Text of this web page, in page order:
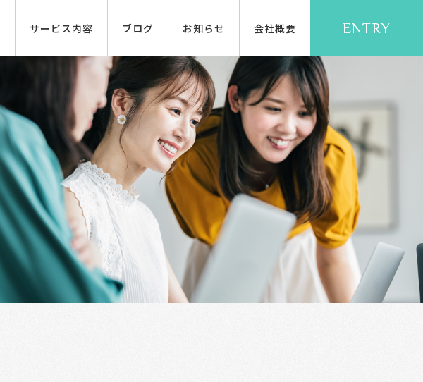
サービス内容 ブログ お知らせ 会社概要 ENTRY